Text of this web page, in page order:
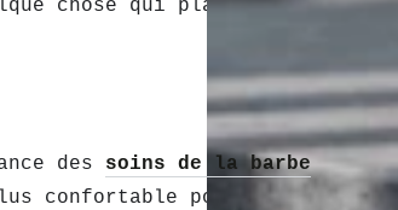
chose qui plaira à votre
des soins de la barbe . Une
confortable pour celui qui la